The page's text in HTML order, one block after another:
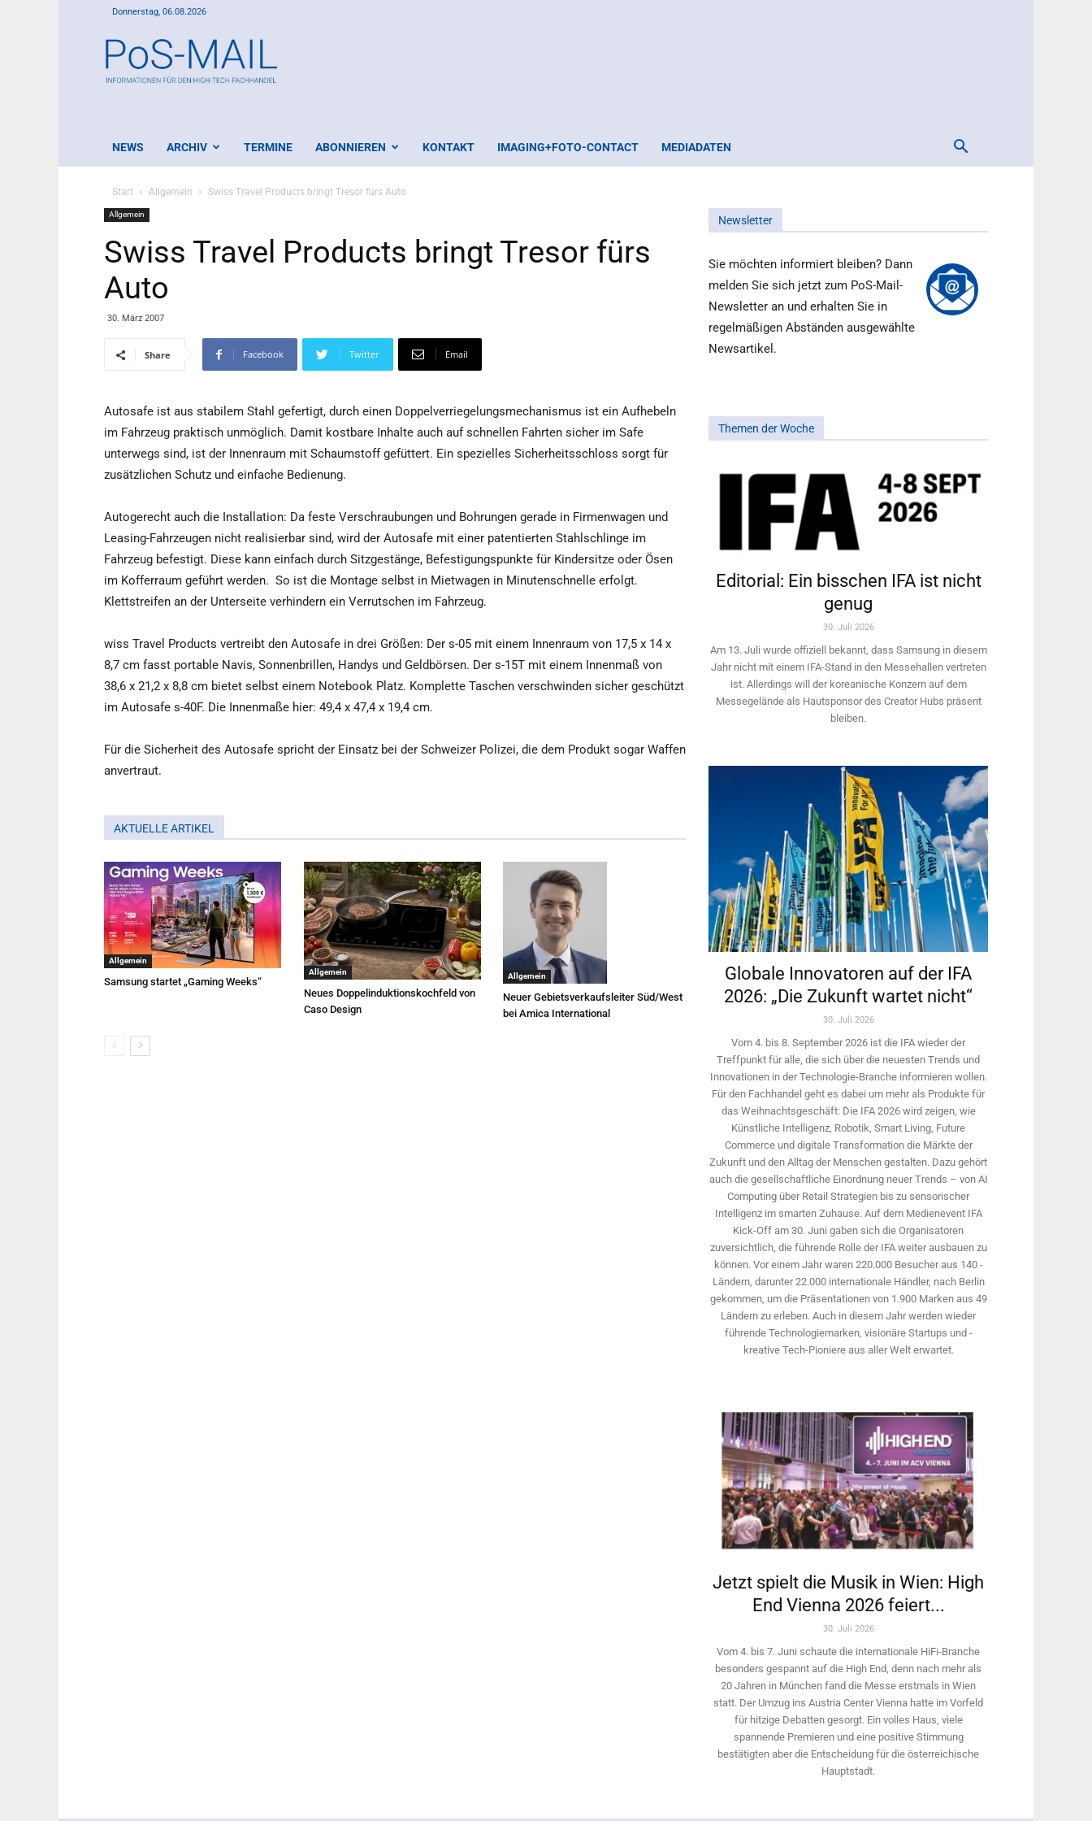
Donnerstag, 06.08.2026
Mail
NEWS ARCHIV TERMINE ABONNIEREN KONTAKT IMAGING+FOTO-CONTACT MEDIADATEN
Start Allgemein Swiss Travel Products bringt Tresor fürs Auto
Allgemein
Swiss Travel Products bringt Tresor fürs
Auto
30. März 2007
Share Facebook Twitter Email
Autosafe ist aus stabilem Stahl gefertigt, durch einen Doppelverriegelungsmechanismus ist ein Aufhebeln
im Fahrzeug praktisch unmöglich. Damit kostbare Inhalte auch auf schnellen Fahrten sicher im Safe
unterwegs sind, ist der Innenraum mit Schaumstoff gefüttert. Ein spezielles Sicherheitsschloss sorgt für
zusätzlichen Schutz und einfache Bedienung.
Autogerecht auch die Installation: Da feste Verschraubungen und Bohrungen gerade in Firmenwagen und
Leasing-Fahrzeugen nicht realisierbar sind, wird der Autosafe mit einer patentierten Stahlschlinge im
Fahrzeug befestigt. Diese kann einfach durch Sitzgestänge, Befestigungspunkte für Kindersitze oder Ösen
im Kofferraum geführt werden. So ist die Montage selbst in Mietwagen in Minutenschnelle erfolgt.
Klettstreifen an der Unterseite verhindern ein Verrutschen im Fahrzeug.
wiss Travel Products vertreibt den Autosafe in drei Größen: Der s-05 mit einem Innenraum von 17,5 x 14 x
8,7 cm fasst portable Navis, Sonnenbrillen, Handys und Geldbörsen. Der s-15T mit einem Innenmaß von
38,6 x 21,2 x 8,8 cm bietet selbst einem Notebook Platz. Komplette Taschen verschwinden sicher geschützt
im Autosafe s-40F. Die Innenmaße hier: 49,4 x 47,4 x 19,4 cm.
Für die Sicherheit des Autosafe spricht der Einsatz bei der Schweizer Polizei, die dem Produkt sogar Waffen
anvertraut.
AKTUELLE ARTIKEL
Allgemein
Samsung startet „Gaming Weeks“
Allgemein
Neues Doppelinduktionskochfeld von
Caso Design
Allgemein
Neuer Gebietsverkaufsleiter Süd/West
bei Amica International
Newsletter
Sie möchten informiert bleiben? Dann
melden Sie sich jetzt zum PoS-Mail-
Newsletter an und erhalten Sie in
regelmäßigen Abständen ausgewählte
Newsartikel.
Themen der Woche
Editorial: Ein bisschen IFA ist nicht
genug
30. Juli 2026
Am 13. Juli wurde offiziell bekannt, dass Samsung in diesem
Jahr nicht mit einem IFA-Stand in den Messehallen vertreten
ist. Allerdings will ­der koreanische Konzern auf dem
Messegelände als Hautsponsor des Creator Hubs präsent
bleiben.
Globale Innovatoren auf der IFA
2026: „Die Zukunft wartet nicht“
30. Juli 2026
Vom 4. bis 8. September 2026 ist die IFA wieder der
Treffpunkt für alle, die sich über die neuesten Trends und
Innovationen in der Technologie-­Branche informieren wollen.
Für den Fachhandel geht es dabei um mehr als Produkte für
das Weihnachtsgeschäft: Die IFA 2026 wird ­zeigen, wie
Künstliche Intelligenz, Robotik, Smart Living, Future
Commerce und digitale Trans­formation die Märkte der
Zukunft und den Alltag der Menschen gestalten. Dazu gehört
auch die gesellschaftliche Einordnung neuer Trends – von AI
Computing über Retail Strategien bis zu sensorischer
Intelligenz im smarten Zuhause. Auf dem Medien­event IFA
Kick-Off am 30. Juni gaben sich die Organisatoren
zuversichtlich, die führende Rolle der IFA weiter ausbauen zu
können. Vor einem Jahr ­waren 220.000 Besucher aus 140 ­
Ländern, ­darunter 22.000 internationale Händler, nach Berlin
gekommen, um die Präsen­tationen von 1.900 Marken aus 49
Ländern zu erleben. Auch in diesem Jahr werden wieder
führende Technologiemarken, visionäre Startups und ­
kreative Tech-Pioniere aus aller Welt erwartet.
Jetzt spielt die Musik in Wien: High
End Vienna 2026 feiert...
30. Juli 2026
Vom 4. bis 7. Juni schaute die internationale HiFi-Branche
besonders gespannt auf die High End, denn nach mehr als
20 Jahren in München fand die Messe erstmals in Wien
statt. Der Umzug ins Austria Center Vienna hatte im Vorfeld
für hitzige Debatten gesorgt. Ein volles Haus, viele
spannende Premieren und eine positive Stimmung
bestätigten aber die Entscheidung für die österreichische
Hauptstadt.